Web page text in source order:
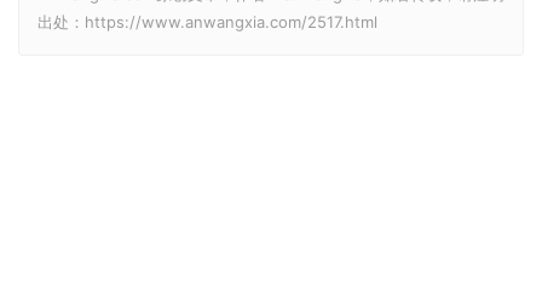
出处：https://www.anwangxia.com/2517.html